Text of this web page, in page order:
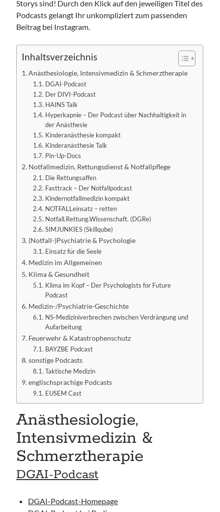
Leitlinie „Bauchschmerz bei Kindern und Jugendlichen – Bildgebende
Diagnostik“ der GPR
Leitlinie „Erbrechen im Kindes- und Jugendalter – Bildgebende
Leitlinie „Kopfschmerzen bei Kindern und Jugendlichen – Bildgebende
Diagnostik“ der GPR
Storys sind! Durch den Klick auf den jeweiligen Titel des
Podcasts gelangt Ihr unkompliziert zum passenden
Beitrag bei Instagram.
Inhaltsverzeichnis
Anästhesiologie, Intensivmedizin & Schmerztherapie
DGAI-Podcast
Der DIVI-Podcast
HAINS Talk
Hyperkapnie – Der Podcast über Nachhaltigkeit in
der Anästhesie
Kinderanästhesie kompakt
Kinderanästhesie Talk
Pin-Up-Docs
Notfallmedizin, Rettungsdienst & Notfallpflege
Die Rettungsaffen
Fasttrack – Der Notfallpodcast
Kindernotfallmedizin kompakt
NOTFALLeinsatz – retten
Notfall.Rettung.Wissenschaft. (DGRe)
SIMJUNKIES (Skillqube)
(Notfall-)Psychiatrie & Psychologie
Einsatz für die Seele
Medizin im Allgemeinen
Klima & Gesundheit
Klima im Kopf – Der Psychologists for Future
Podcast
Medizin-/Psychiatrie-Geschichte
NS-Mediziniverbrechen zwischen Verdrängung und
Aufarbeitung
Feuerwehr & Katastrophenschutz
BAYZBE Podcast
sonstige Podcasts
Taktische Medizin
englischsprachige Podcasts
EUSEM Cast
Anästhesiologie,
Intensivmedizin &
Schmerztherapie
DGAI-Podcast
DGAI-Podcast-Homepage